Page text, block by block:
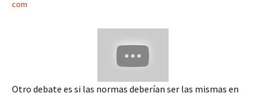
com
Otro debate es si las normas deberían ser las mismas en